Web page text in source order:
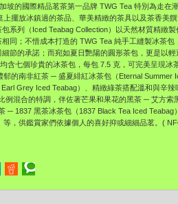
坡的國際精品茗茶第一品牌 TWG Tea 特別為走在
擺放冰鎮過的茶品、華美精緻的茶具以及茶香美
系列（Iced Teabag Collection）以天然材質精緻
同；不惜成本打造的 TWG Tea 純手工縫製冰茶包
節的承諾；而宛如夏日艷陽的圓形茶包，更是以
含七個珍貴的冰茶包，每包 7.5 克，可完美呈現冰
的南非紅茶 ─ 盛夏緋紅冰茶包（Eternal Summer
Grey Iced Teabag）、精緻綠茶搭配溫和與辛
例混合的特調，伴佐著芒果和果花的黑茶 ─ 艾方索
─ 1837 黑茶冰茶包（1837 Black Tea Iced
，供鑑賞家們依據個人的喜好抑或細細品茗。(